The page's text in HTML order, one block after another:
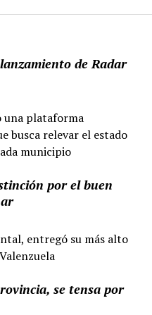
de Radar
una plataforma
busca relevar el estado
municipio
por el buen
entregó su más alto
se tensa por